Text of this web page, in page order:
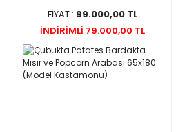
FİYAT : 99.000,00 TL
İNDİRİMLİ 79.000,00 TL